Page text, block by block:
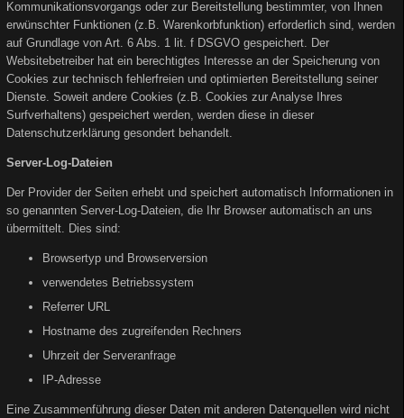
Kommunikationsvorgangs oder zur Bereitstellung bestimmter, von Ihnen
erwünschter Funktionen (z.B. Warenkorbfunktion) erforderlich sind, werden
auf Grundlage von Art. 6 Abs. 1 lit. f DSGVO gespeichert. Der
Websitebetreiber hat ein berechtigtes Interesse an der Speicherung von
Cookies zur technisch fehlerfreien und optimierten Bereitstellung seiner
Dienste. Soweit andere Cookies (z.B. Cookies zur Analyse Ihres
Surfverhaltens) gespeichert werden, werden diese in dieser
Datenschutzerklärung gesondert behandelt.
Server-Log-Dateien
Der Provider der Seiten erhebt und speichert automatisch Informationen in
so genannten Server-Log-Dateien, die Ihr Browser automatisch an uns
übermittelt. Dies sind:
Browsertyp und Browserversion
verwendetes Betriebssystem
Referrer URL
Hostname des zugreifenden Rechners
Uhrzeit der Serveranfrage
IP-Adresse
Eine Zusammenführung dieser Daten mit anderen Datenquellen wird nicht